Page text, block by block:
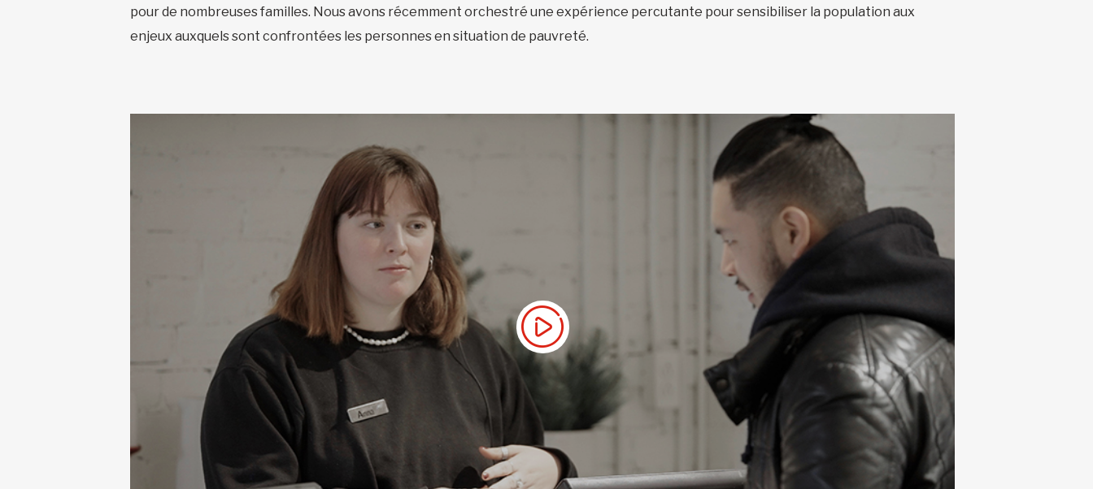
pour de nombreuses familles. Nous avons récemment orchestré une expérience percutante pour sensibiliser la population aux
enjeux auxquels sont confrontées les personnes en situation de pauvreté.